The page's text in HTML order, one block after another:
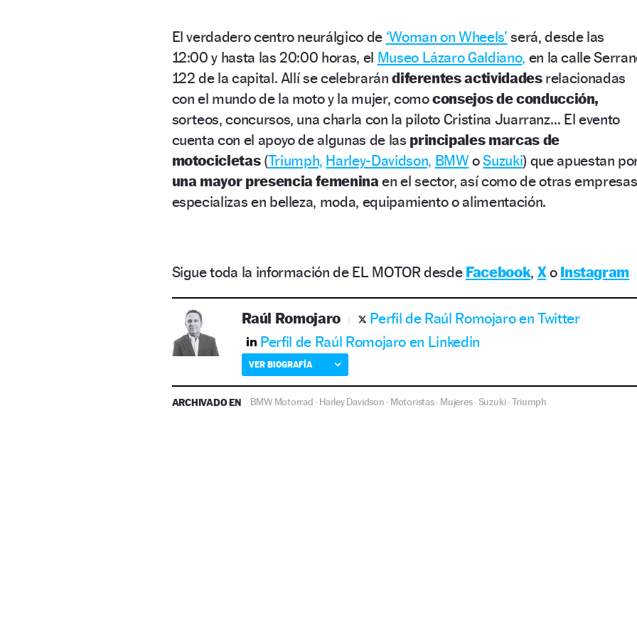
El verdadero centro neurálgico de ‘Woman on Wheels’ será, desde las
12:00 y hasta las 20:00 horas, el Museo Lázaro Galdiano, en la calle
122 de la capital. Allí se celebrarándiferentes actividadesrelacionadas
con el mundo de la moto y la mujer, comoconsejos de conducción,
sorteos, concursos, una charla con la piloto Cristina Juarranz… El evento
cuenta con el apoyo de algunas de las principales marcas de
motocicletas(Triumph, Harley-Davidson, BMWoSuzuki) que apuestan
una mayor presencia femenina en el sector, así como de otras empresas
especializas en belleza, moda, equipamiento o alimentación.
Sigue toda la información de EL MOTOR desde Facebook, Xo Instagram
Raúl Romojaro
Perfil de Raúl Romojaro en Twitter
Perfil de Raúl Romojaro en Linkedin
VER BIOGRAFÍA
ARCHIVADO EN BMW Motorrad ·Harley Davidson · Motoristas· Mujeres·Suzuki·Triumph